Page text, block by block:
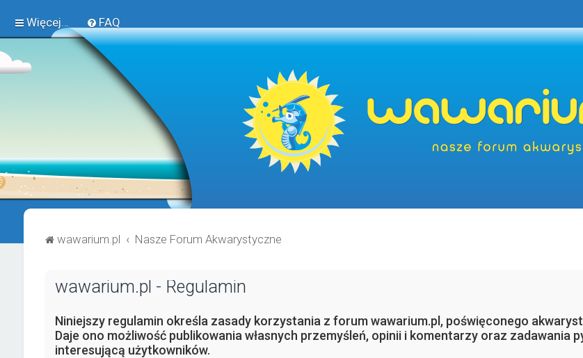
Więcej… FAQ
wawarium.pl Nasze Forum Akwarystyczne
wawarium.pl - Regulamin
Niniejszy regulamin określa zasady korzystania z forum wawarium.pl, poświęconego
Daje ono możliwość publikowania własnych przemyśleń, opinii i komentarzy oraz zadawania
interesującą użytkowników.